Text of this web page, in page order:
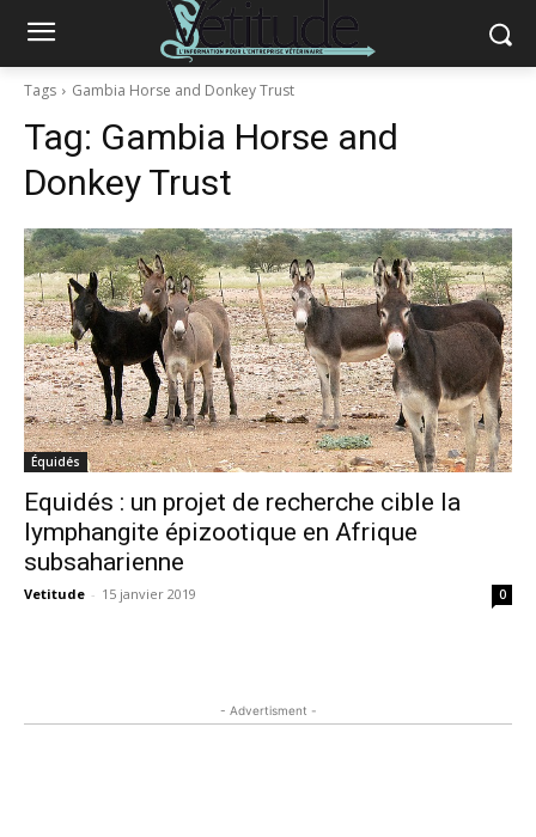
Tags Gambia Horse and Donkey Trust
Tag: Gambia Horse and
Donkey Trust
Équidés
Equidés : un projet de recherche cible la
lymphangite épizootique en Afrique
subsaharienne
Vetitude - 15 janvier 2019 0
- Advertisment -